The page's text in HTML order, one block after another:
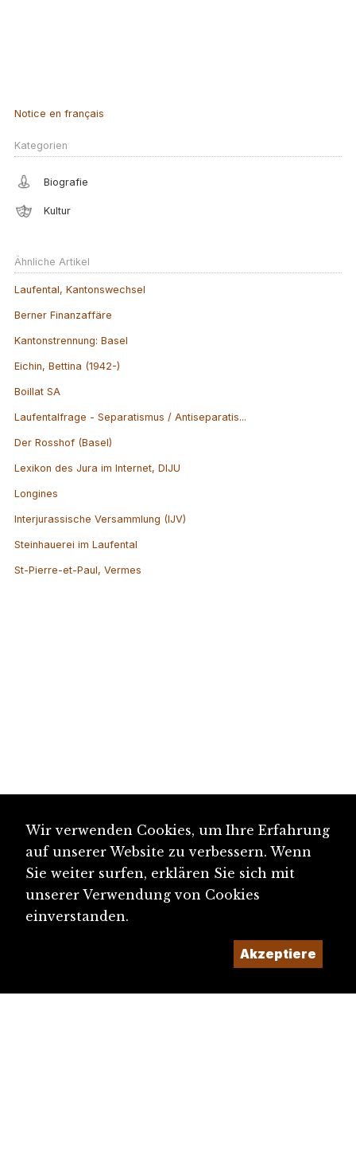
Notice en français
Kategorien
Biografie
Kultur
Ähnliche Artikel
Laufental, Kantonswechsel
Berner Finanzaffäre
Kantonstrennung: Basel
Eichin, Bettina (1942-)
Boillat SA
Laufentalfrage - Separatismus / Antiseparatis...
Der Rosshof (Basel)
Lexikon des Jura im Internet, DIJU
Longines
Interjurassische Versammlung (IJV)
Steinhauerei im Laufental
St-Pierre-et-Paul, Vermes
Wir verwenden Cookies, um Ihre Erfahrung
auf unserer Website zu verbessern. Wenn
Sie weiter surfen, erklären Sie sich mit
unserer Verwendung von Cookies
einverstanden.
Akzeptiere